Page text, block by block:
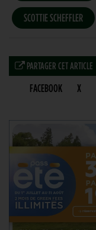
SCOTTIE SCHEFFLER
PARTAGER CET ARTICLE
FACEBOOK X